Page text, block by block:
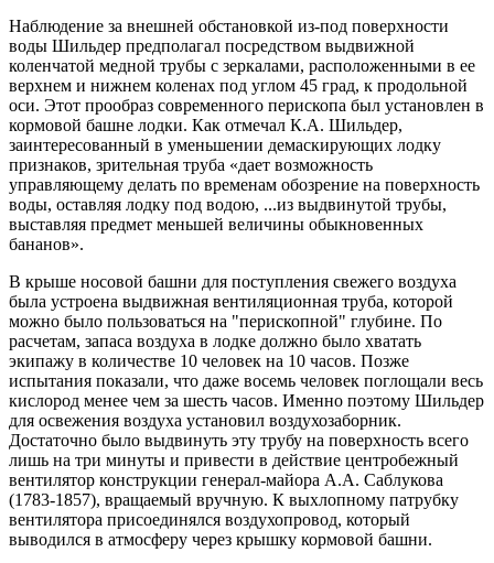
Наблюдение за внешней обстановкой из-под поверхности
воды Шильдер предполагал посредством выдвижной
коленчатой медной трубы с зеркалами, расположенными в ее
верхнем и нижнем коленах под углом 45 град, к продольной
оси. Этот прообраз современного перископа был установлен в
кормовой башне лодки. Как отмечал К.А. Шильдер,
заинтересованный в уменьшении демаскирующих лодку
признаков, зрительная труба «дает возможность
управляющему делать по временам обозрение на поверхность
воды, оставляя лодку под водою, ...из выдвинутой трубы,
выставляя предмет меньшей величины обыкновенных
бананов».
В крыше носовой башни для поступления свежего воздуха
была устроена выдвижная вентиляционная труба, которой
можно было пользоваться на "перископной" глубине. По
расчетам, запаса воздуха в лодке должно было хватать
экипажу в количестве 10 человек на 10 часов. Позже
испытания показали, что даже восемь человек поглощали весь
кислород менее чем за шесть часов. Именно поэтому Шильдер
для освежения воздуха установил воздухозаборник.
Достаточно было выдвинуть эту трубу на поверхность всего
лишь на три минуты и привести в действие центробежный
вентилятор конструкции генерал-майора А.А. Саблукова
(1783-1857), вращаемый вручную. К выхлопному патрубку
вентилятора присоединялся воздухопровод, который
выводился в атмосферу через крышку кормовой башни.